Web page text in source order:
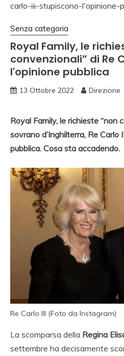
Senza categoria
Royal Family, le
convenzionali” di Re
l'opinione pubblica
13 Ottobre 2022 Direzione
Royal Family, le richieste “non
sovrano d’Inghilterra, Re Carlo
pubblica. Cosa sta accadendo.
Re Carlo III (Foto da Instagram)
La scomparsa della Regina
settembre ha decisamente